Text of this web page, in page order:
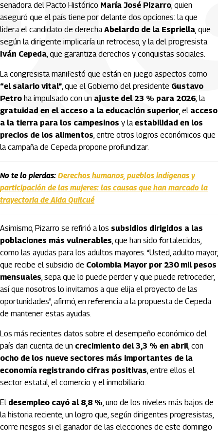
senadora del Pacto Histórico María José Pizarro, quien
aseguró que el país tiene por delante dos opciones: la que
lidera el candidato de derechaAbelardo de la Espriella, que
según la dirigente implicaría un retroceso, y la del progresista
Iván Cepeda, que garantiza derechos y conquistas sociales.
La congresista manifestó que están en juego aspectos como
“el salario vital”, que el Gobierno del presidente Gustavo
Petro ha impulsado con un ajuste del 23 % para 2026; la
gratuidad en el acceso a la educación superior, el acceso
a la tierra para los campesinos y laestabilidad en los
precios de los alimentos, entre otros logros económicos que
la campaña de Cepeda propone profundizar.
No te lo pierdas: Derechos humanos, pueblos indígenas y
participación de las mujeres: las causas que han marcado la
trayectoria de Aida Quilcué
Asimismo, Pizarro se refirió a los subsidios dirigidos a las
poblaciones más vulnerables, que han sido fortalecidos,
como las ayudas para los adultos mayores. “Usted, adulto mayor,
que recibe el subsidio de Colombia Mayor por 230 mil pesos
mensuales, sepa que lo puede perder y que puede retroceder,
así que nosotros lo invitamos a que elija el proyecto de las
oportunidades”, afirmó, en referencia a la propuesta de Cepeda
de mantener estas ayudas.
Los más recientes datos sobre el desempeño económico del
país dan cuenta de un crecimiento del 3,3 % en abril, con
ocho de los nueve sectores más importantes de la
economía registrando cifras positivas, entre ellos el
sector estatal, el comercio y el inmobiliario.
El desempleo cayó al 8,8 %, uno de los niveles más bajos de
la historia reciente, un logro que, según dirigentes progresistas,
corre riesgos si el ganador de las elecciones de este domingo